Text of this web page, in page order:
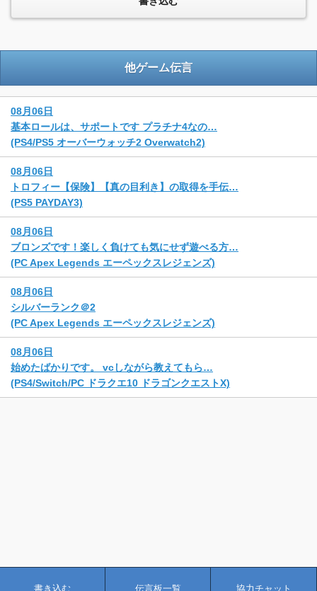
他ゲーム伝言
08月06日
基本ロールは、サポートです プラチナ4なの…
(PS4/PS5 オーバーウォッチ2 Overwatch2)
08月06日
トロフィー【保険】【真の目利き】の取得を手伝…
(PS5 PAYDAY3)
08月06日
ブロンズです！楽しく負けても気にせず遊べる方…
(PC Apex Legends エーペックスレジェンズ)
08月06日
シルバーランク＠2
(PC Apex Legends エーペックスレジェンズ)
08月06日
始めたばかりです。 vcしながら教えてもら…
(PS4/Switch/PC ドラクエ10 ドラゴンクエストX)
書き込む 伝言板一覧 協力チャット